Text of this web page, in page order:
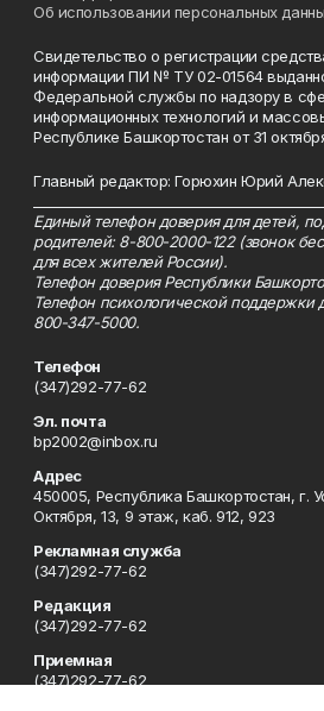
Об использовании персональных
Свидетельство о регистрации
информации ПИ № ТУ 02-01564
Федеральной службы по надзору в
информационных технологий и
Республике Башкортостан от 31
Главный редактор: Горюхин Юрий
Единый телефон доверия для детей,
родителей: 8-800-2000-122 (звонок
для всех жителей России).
Телефон доверия Республики
Телефон психологической поддержки
800-347-5000.
Телефон
(347)292-77-62
Эл. почта
bp2002@inbox.ru
Адрес
450005, Республика Башкортостан, г.
Октября, 13, 9 этаж, каб. 912, 923
Рекламная служба
(347)292-77-62
Редакция
(347)292-77-62
Приемная
(347)292-77-62